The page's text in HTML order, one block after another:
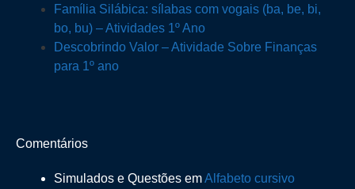
Família Silábica: sílabas com vogais (ba, be, bi,
bo, bu) – Atividades 1º Ano
Descobrindo Valor – Atividade Sobre Finanças
para 1º ano
Comentários
Simulados e Questões emAlfabeto cursivo